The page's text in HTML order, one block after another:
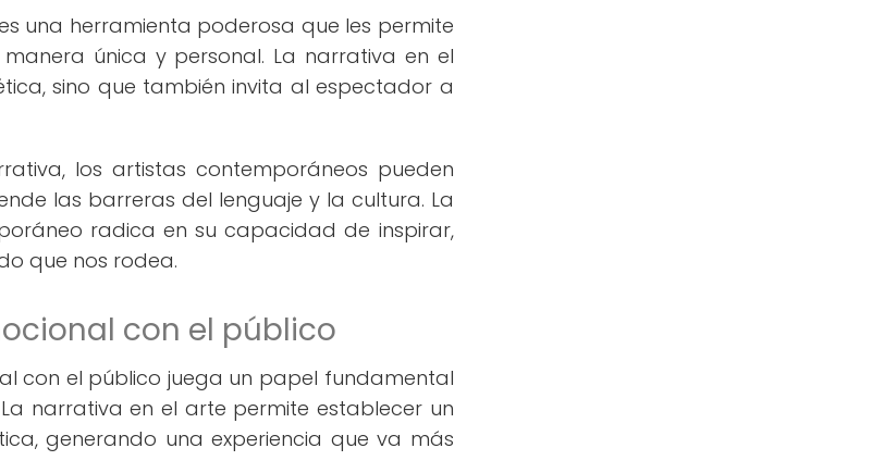
una herramienta poderosa que les permite
única y personal. La narrativa en el
sino que también invita al espectador a
los artistas contemporáneos pueden
las barreras del lenguaje y la cultura. La
radica en su capacidad de inspirar,
que nos rodea.
con el público
con el público juega un papel fundamental
narrativa en el arte permite establecer un
generando una experiencia que va más